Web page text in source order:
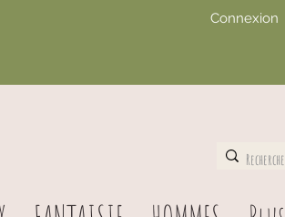
Connexion